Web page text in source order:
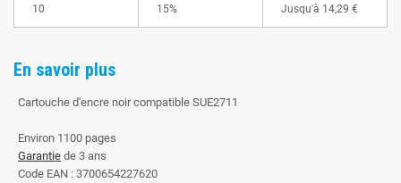
10 15% Jusqu'à 14,29 €
En savoir plus
Cartouche d'encre noir compatible SUE2711
Environ 1100 pages
Garantie de 3 ans
Code EAN : 3700654227620